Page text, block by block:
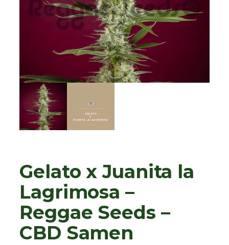
Gelato x Juanita la
Lagrimosa –
Reggae Seeds –
CBD Samen